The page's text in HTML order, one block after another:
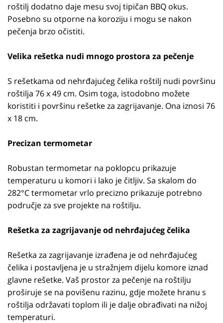
roštilj dodatno daje mesu svoj tipičan BBQ okus.
Posebno su otporne na koroziju i mogu se nakon
pečenja brzo očistiti.
Velika rešetka nudi mnogo prostora za pečenje
S rešetkama od nehrđajućeg čelika roštilj nudi površinu
roštilja 76 x 49 cm. Osim toga, istodobno možete
koristiti i površinu rešetke za zagrijavanje. Ona iznosi 76
x 18 cm.
Precizan termometar
Robustan termometar na poklopcu prikazuje
temperaturu u komori i lako je čitljiv. Sa skalom do
282°C termometar vrlo precizno prikazuje potrebno
područje za sve projekte na roštilju.
Rešetka za zagrijavanje od nehrđajućeg čelika
Rešetka za zagrijavanje izrađena je od nehrđajućeg
čelika i postavljena je u stražnjem dijelu komore iznad
glavne rešetke. Vaš prostor za pečenje na roštilju
proširuje se na povišenu razinu, gdje možete hranu s
roštilja održavati toplom ili je dalje obrađivati na nižoj
temperaturi.